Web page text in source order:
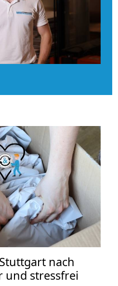
Stuttgart nach
und stressfrei